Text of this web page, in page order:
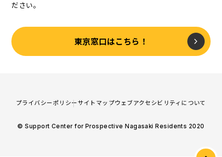
ださい。
東京窓口はこちら！
プライバシーポリシーサイトマップウェブアクセシビリティについて
© Support Center for Prospective Nagasaki Residents 2020